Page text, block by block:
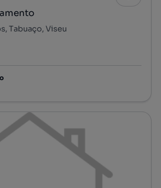
Tabuaço, Viseu